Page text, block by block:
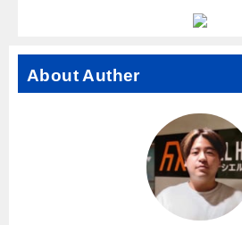
About Auther